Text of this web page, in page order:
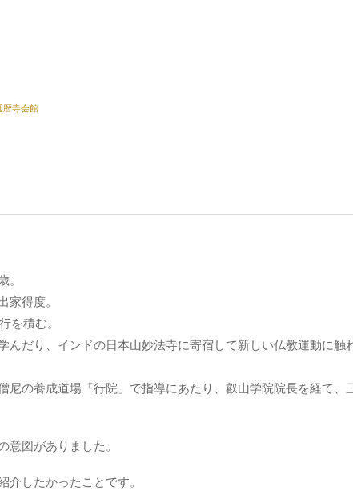
暦寺会館
。
家得度。
を積む。
んだり、インドの日本山妙法寺に寄宿して新しい仏教運動に触
尼の養成道場「行院」で指導にあたり、叡山学院院長を経て、
図がありました。
したかったことです。